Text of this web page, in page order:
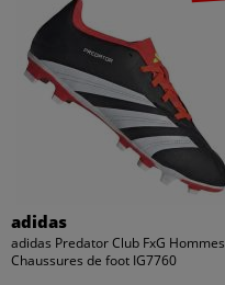
adidas
adidas Predator Club FxG Hommes
Chaussures de foot IG7760